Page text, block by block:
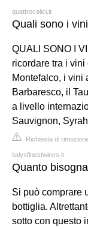
quattrocalici.it
Quali sono i
QUALI SONO I
ricordare tra i
Montefalco, i vini
Barbaresco, il
a livello
Sauvignon,
Richiesta di
italysfinestwines.it
Quanto
Si può comprare
bottiglia.
sotto con questo